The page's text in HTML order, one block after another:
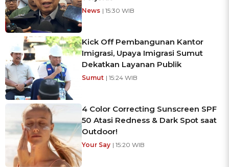
News | 15:30 WIB
Kick Off Pembangunan Kantor
Imigrasi, Upaya Imigrasi Sumut
Dekatkan Layanan Publik
Sumut | 15:24 WIB
4 Color Correcting Sunscreen SPF
50 Atasi Redness & Dark Spot saat
Outdoor!
Your Say | 15:20 WIB